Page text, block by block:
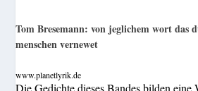
Tom Bresemann: von jeglichem wort das
menschen vernewet
www.planetlyrik.de
Die Gedichte dieses Bandes bilden eine